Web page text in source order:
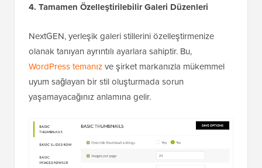
4. Tamamen Özelleştirilebilir Galeri Düzenleri
NextGEN, yerleşik galeri stillerini özelleştirmenize
olanak tanıyan ayrıntılı ayarlara sahiptir. Bu,
WordPress temanızve şirket markanızla mükemmel
uyum sağlayan bir stil oluşturmada sorun
yaşamayacağınız anlamına gelir.